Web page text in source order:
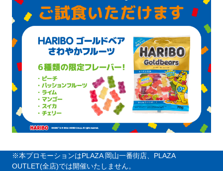
※本プロモーションはPLAZA 岡山一番街店、PLAZA
OUTLET(全店)では開催いたしません。